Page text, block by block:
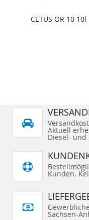
CETUS OR 10 10l
Aktuell
Diesel- und
Kunden.
Sachsen-